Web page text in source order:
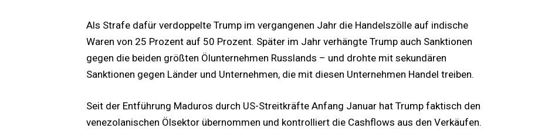
Als Strafe dafür verdoppelte Trump im vergangenen Jahr die Handelszölle auf indische
Waren von 25 Prozent auf 50 Prozent. Später im Jahr verhängte Trump auch Sanktionen
gegen die beiden größten Ölunternehmen Russlands – und drohte mit sekundären
Sanktionen gegen Länder und Unternehmen, die mit diesen Unternehmen Handel treiben.
Seit der Entführung Maduros durch US-Streitkräfte Anfang Januar hat Trump faktisch den
venezolanischen Ölsektor übernommen und kontrolliert die Cashflows aus den Verkäufen.